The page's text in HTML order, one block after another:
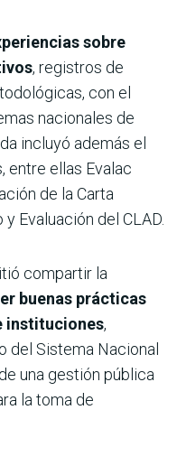
sobre
, registros de
con el
nacionales de
incluyó además el
entre ellas Evalac
de la Carta
Evaluación del CLAD.
compartir la
buenas prácticas
instituciones,
del Sistema Nacional
una gestión pública
la toma de